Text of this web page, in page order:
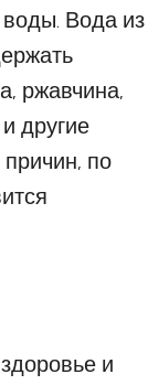
Вода из
ржавчина,
другие
по
и